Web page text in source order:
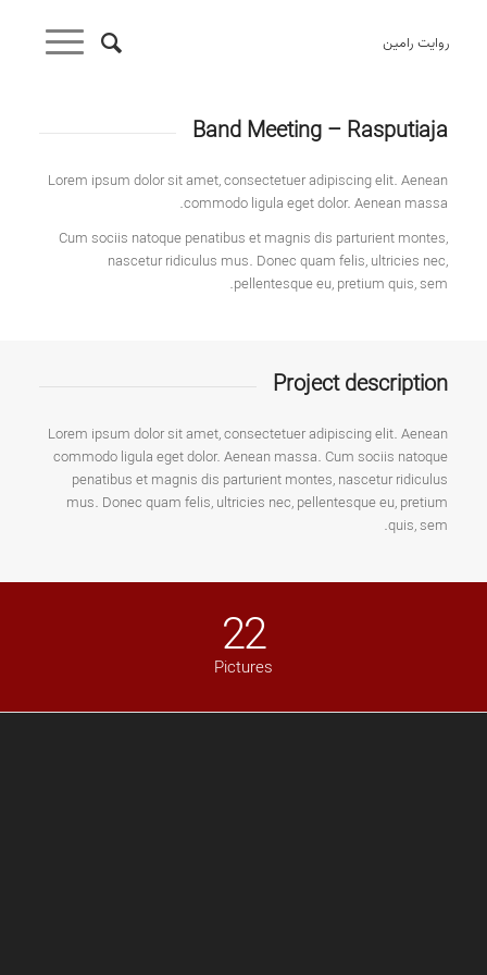
روایت رامین
Band Meeting – Rasputiaja
Lorem ipsum dolor sit amet, consectetuer adipiscing elit. Aenean
commodo ligula eget dolor. Aenean massa.
Cum sociis natoque penatibus et magnis dis parturient montes,
nascetur ridiculus mus. Donec quam felis, ultricies nec,
pellentesque eu, pretium quis, sem.
Project description
Lorem ipsum dolor sit amet, consectetuer adipiscing elit. Aenean
commodo ligula eget dolor. Aenean massa. Cum sociis natoque
penatibus et magnis dis parturient montes, nascetur ridiculus
mus. Donec quam felis, ultricies nec, pellentesque eu, pretium
quis, sem.
22
Pictures